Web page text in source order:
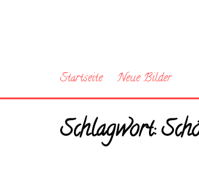
Startseite Neue Bilder
Schlagwort: